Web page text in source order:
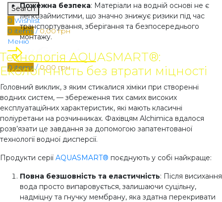
Search
0 Wishlist
0 items / 0,00грн
Меню
0items / 0,00 грн
Пожежна безпека: Матеріали на водній основі не є
легкозаймистими, що значно знижує ризики під час
транспортування, зберігання та безпосереднього
монтажу.
Технологія AQUASMART®:
Екологічність без втрати міцності
Головний виклик, з яким стикалися хіміки при створенні
водних систем, — збереження тих самих високих
експлуатаційних характеристик, які мають класичні
поліуретани на розчинниках. Фахівцям Alchimica вдалося
розв’язати це завдання за допомогою запатентованої
технології водної дисперсії.
Продукти серіїAQUASMART® поєднують у собі найкраще:
Повна безшовність та еластичність: Після висихання
вода просто випаровується, залишаючи суцільну,
надміцну та гнучку мембрану, яка здатна перекривати